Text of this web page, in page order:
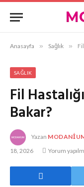
Anasayfa » Sağlık »
SAĞLIK
Fil
Bakar?
Yazan
18, 2026
Yorum